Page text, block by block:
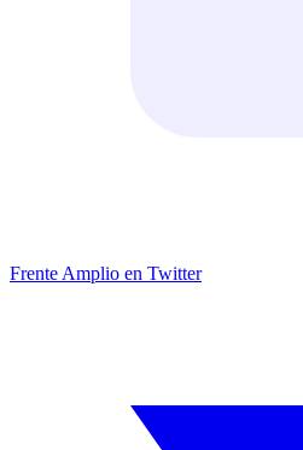
Frente Amplio en Twitter